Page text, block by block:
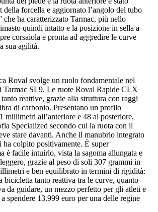
della forcella e aggiornato l’angolo del tubo
che ha caratterizzato Tarmac, più nello
quindi intatto e la posizione in sella a
corsaiola e pronta ad aggredire le curve
sua agilità.
Roval svolge un ruolo fondamentale nel
Tarmac SL9. Le ruote Roval Rapide CLX
reattive, grazie alla struttura con raggi
di carbonio. Presentano un profilo
millimetri all’anteriore e 48 al posteriore,
Specialized secondo cui la ruota con il
stare davanti. Anche il manubrio integrato
colpito positivamente. È super
è facile intuirlo, vista la sagoma allungata e
grazie al peso di soli 307 grammi in
e ben equilibrato in termini di rigidità:
bicicletta tanto reattiva tra le curve, quanto
da guidare, un mezzo perfetto per gli atleti e
spendere 13.999 euro per una delle regine